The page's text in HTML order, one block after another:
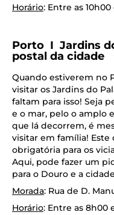
Horário: Entre as 10h00
Porto I Jardins
postal da cidade
Quando estiverem no
visitar os Jardins do
faltam para isso! Seja
e o mar, pelo o amplo
que lá decorrem, é
visitar em família!
obrigatória para os
Aqui, pode fazer um
para o Douro e a
Morada: Rua de D.
Horário: Entre as 8h00